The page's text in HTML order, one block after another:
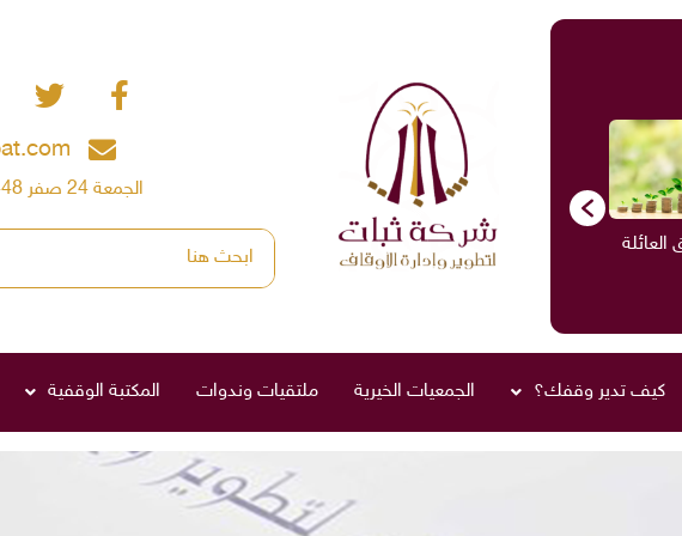
اثبات الأوقاف الاستشارات ادارة الأوقاف
الجمعة 24 صفر 1448 / 7-8-2026
كيف تدير وقفك؟ الجمعيات الخيرية ملتقيات وندوات المكتبة الوقفية